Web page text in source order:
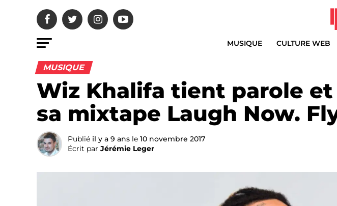
MUSIQUE CULTURE WEB
MUSIQUE
Wiz Khalifa tient parole et
sa mixtape Laugh Now.
Publié il y a 9 ans le 10 novembre 2017
Écrit par Jérémie Leger